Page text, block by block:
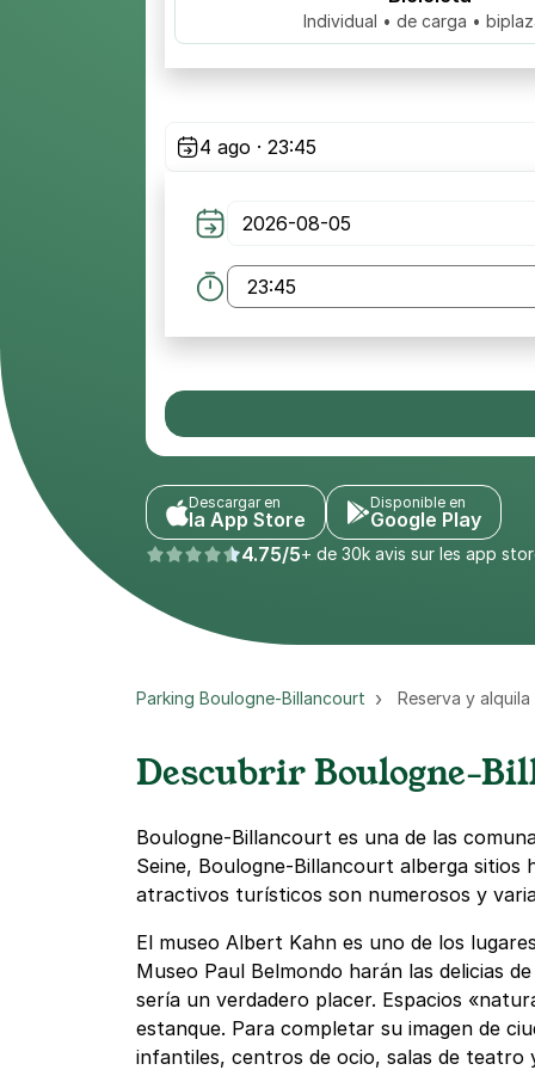
Individual • de carga •
4 ago · 23:45
Descargar en
la App Store
Disponible en
Google Play
4.75/5+ de 30k avis sur les app
Parking Boulogne-Billancourt Reserva y
Descubrir Boulogne-
Boulogne-Billancourt es una de las
Seine, Boulogne-Billancourt alberga sitios
atractivos turísticos son numerosos y
El museo Albert Kahn es uno de los
Museo Paul Belmondo harán las delicias
sería un verdadero placer. Espacios
estanque. Para completar su imagen de
infantiles, centros de ocio, salas de teatro